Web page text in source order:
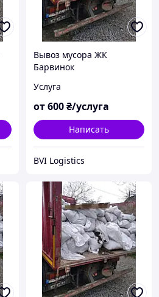
Вывоз мусора ЖК
Барвинок
Услуга
от600₴/услуга
Написать
BVI Logistics